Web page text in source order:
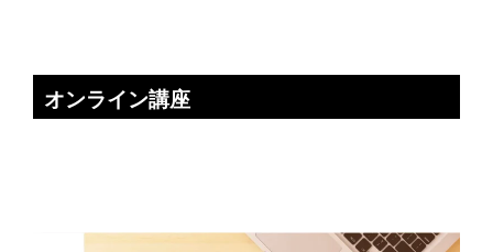
オンライン講座